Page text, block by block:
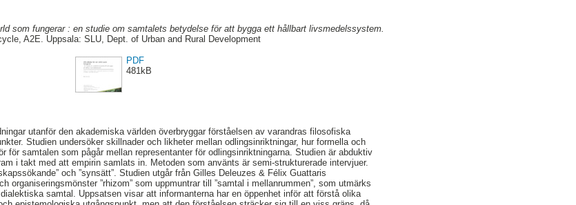
som fungerar : en studie om samtalets betydelse för att bygga ett hållbart livsmedelssystem.
A2E. Uppsala: SLU, Dept. of Urban and Rural Development
PDF
481kB
utanför den akademiska världen överbryggar förståelsen av varandras filosofiska
Studien undersöker skillnader och likheter mellan odlingsinriktningar, hur formella och
för samtalen som pågår mellan representanter för odlingsinriktningarna. Studien är abduktiv
i takt med att empirin samlats in. Metoden som använts är semi-strukturerade intervjuer.
och ”synsätt”. Studien utgår från Gilles Deleuzes & Félix Guattaris
organiseringsmönster ”rhizom” som uppmuntrar till ”samtal i mellanrummen”, som utmärks
samtal. Uppsatsen visar att informanterna har en öppenhet inför att förstå olika